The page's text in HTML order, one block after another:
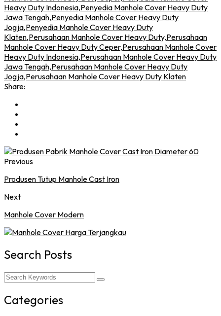
Heavy Duty Indonesia,Penyedia Manhole Cover Heavy Duty
Jawa Tengah,Penyedia Manhole Cover Heavy Duty
Jogja,Penyedia Manhole Cover Heavy Duty
Klaten,Perusahaan Manhole Cover Heavy Duty,Perusahaan
Manhole Cover Heavy Duty Ceper,Perusahaan Manhole Cover
Heavy Duty Indonesia,Perusahaan Manhole Cover Heavy Duty
Jawa Tengah,Perusahaan Manhole Cover Heavy Duty
Jogja,Perusahaan Manhole Cover Heavy Duty Klaten
Share:
Previous
Produsen Tutup Manhole Cast Iron
Next
Manhole Cover Modern
Search Posts
Categories